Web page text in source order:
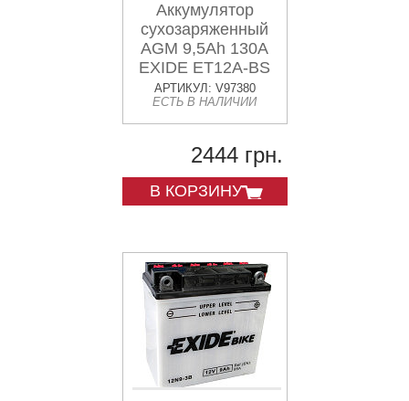
Аккумулятор
сухозаряженный
AGM 9,5Ah 130A
EXIDE ET12A-BS
= YT12A-BS
150x87x105
АРТИКУЛ: V97380
ЕСТЬ В НАЛИЧИИ
2444 грн.
В КОРЗИНУ